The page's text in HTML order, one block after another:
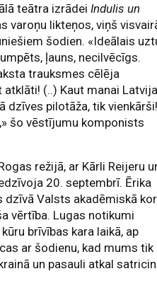
teātra izrādei Indulis un
varoņu likteņos, viņš
šodien. «Ideālais
ļauns, necilvēcīgs.
trauksmes cēlēja
(..) Kaut manai
dzīves pilotāža, tik
šo vēstījumu komponists
režijā, ar Kārli Reijeru
20. septembrī. Ērika
dzīvā Valsts akadēmiskā
vērtība. Lugas notikumi
brīvības kara laikā, ap
ar šodienu, kad mums tik
un pasauli atkal